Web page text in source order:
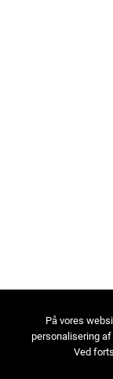
På vores
personalisering
Ved